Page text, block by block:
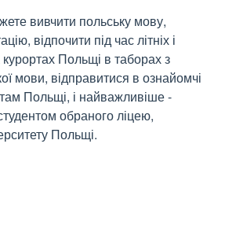
вивчити польську мову,
відпочити під час літніх і
Польщі в таборах з
мови, відправитися в ознайомчі
Польщі, і найважливіше -
обраного ліцею,
Польщі.